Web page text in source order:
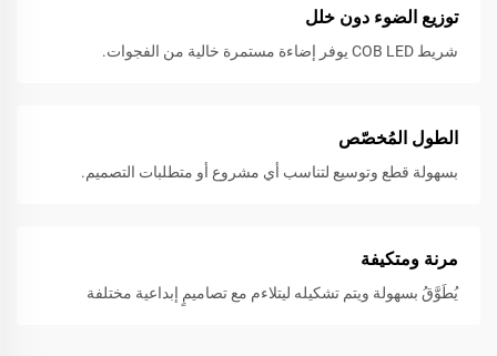
توزيع الضوء دون خلل
شريط COB LED يوفر إضاءة مستمرة خالية من الفجوات.
الطول المُخصّص
بسهولة قطع وتوسيع لتناسب أي مشروع أو متطلبات التصميم.
مرنة ومتكيفة
يُطَوَّقُ بسهولة ويتم تشكيله ليتلاءم مع تصاميمٍ إبداعية مختلفة